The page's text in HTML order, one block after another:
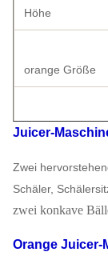
Höhe
orange Größe
Elektrik-Standard
G.W
Juicer-
Zwei
Schäler,
zwei konkave
Orange Juicer-